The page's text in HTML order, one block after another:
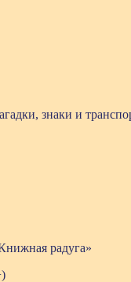
знаки и
радуга»